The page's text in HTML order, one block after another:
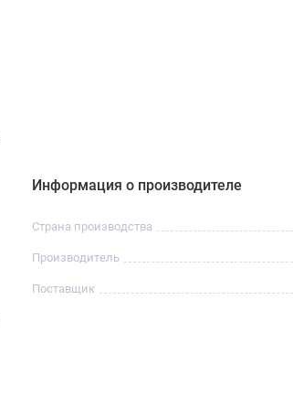
Информация о производителе
Страна производства
Производитель
Поставщик